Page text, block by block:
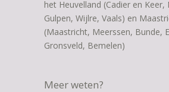
het Heuvelland (Cadier en Keer,
Gulpen, Wijlre, Vaals) en
(Maastricht, Meerssen, Bunde,
Gronsveld, Bemelen)
Meer weten?